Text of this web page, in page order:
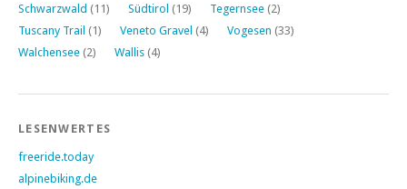
Schwarzwald (11) Südtirol (19) Tegernsee (2)
Tuscany Trail (1) Veneto Gravel (4) Vogesen (33)
Walchensee (2) Wallis (4)
LESENWERTES
freeride.today
alpinebiking.de